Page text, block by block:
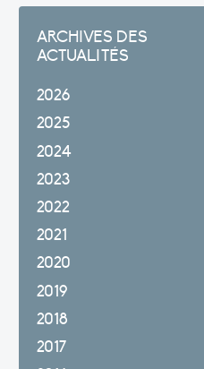
ARCHIVES DES
ACTUALITÉS
2026
2025
2024
2023
2022
2021
2020
2019
2018
2017